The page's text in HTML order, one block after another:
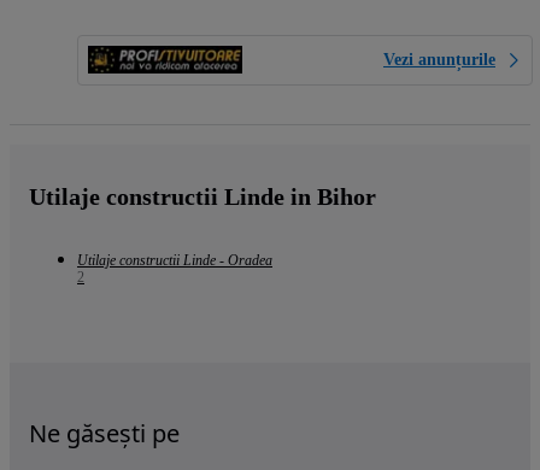
Vezi anunțurile
Utilaje constructii Linde in Bihor
Utilaje constructii Linde - Oradea
2
Ne găsești pe